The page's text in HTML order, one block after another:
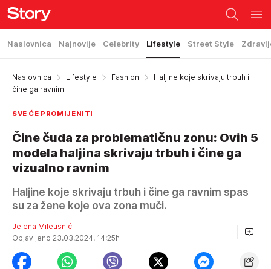
Naslovnica Najnovije Celebrity Lifestyle Street Style
Naslovnica Lifestyle Fashion
Haljine koje skrivaju trbuh i
čine ga ravnim
SVE ĆE PROMIJENITI
Čine čuda za problematičnu zonu: Ovih 5
modela haljina skrivaju trbuh i čine ga
vizualno ravnim
Haljine koje skrivaju trbuh i čine ga ravnim spas
su za žene koje ova zona muči.
Jelena Mileusnić
Objavljeno 23.03.2024. 14:25h